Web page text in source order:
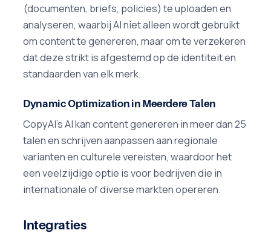
(documenten, briefs, policies) te uploaden en
analyseren, waarbij AI niet alleen wordt gebruikt
om content te genereren, maar om te verzekeren
dat deze strikt is afgestemd op de identiteit en
standaarden van elk merk.
Dynamic Optimization in Meerdere Talen
CopyAI's AI kan content genereren in meer dan 25
talen en schrijven aanpassen aan regionale
varianten en culturele vereisten, waardoor het
een veelzijdige optie is voor bedrijven die in
internationale of diverse markten opereren.
Integraties